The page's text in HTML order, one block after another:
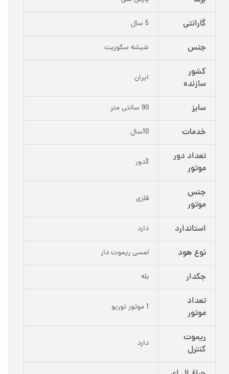
گارانتی 5 سال
جنس شیشه سکوریت
کشور
سازنده
ایران
سایز 90 سانتی متر
خدمات 10سال
تعداد دور
موتور
3دور
جنس
موتور
فلزی
استاندارد دارد
نوع هود لمسی ریموت دار
جکدار بله
تعداد
موتور
1 موتور توربو
ریموت
کنترل
دارد